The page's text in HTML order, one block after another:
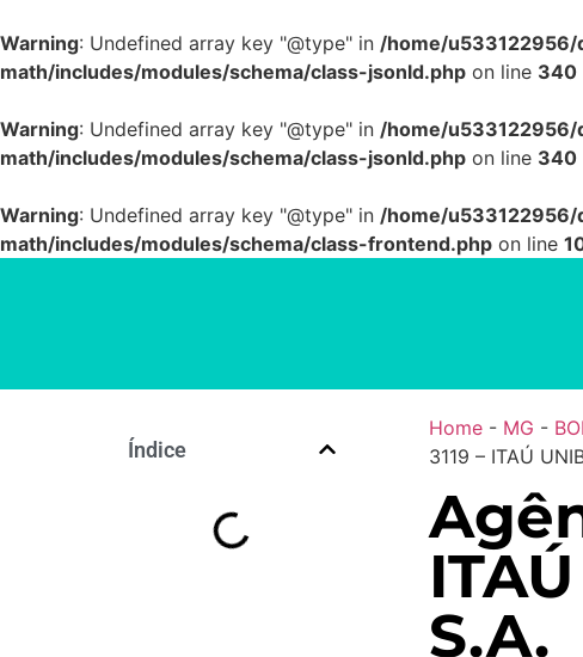
Warning: Undefined array key "@type" in /home/
math/includes/modules/schema/class-jsonld.php on line 340
Warning: Undefined array key "@type" in /home/
math/includes/modules/schema/class-jsonld.php on line 340
Warning: Undefined array key "@type" in /home/
math/includes/modules/schema/class-frontend.php on line
Índice
Home- MG -
3119 – ITAÚ
S.A.